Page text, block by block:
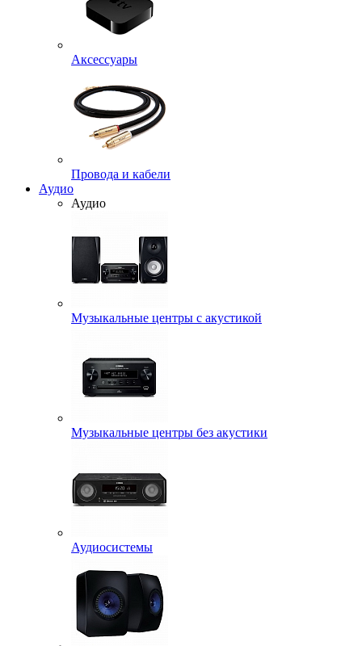
Аксессуары
Провода и кабели
Аудио
Аудио
Музыкальные центры с акустикой
Музыкальные центры без акустики
Аудиосистемы